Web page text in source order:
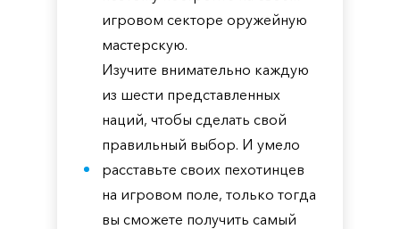
игровом секторе оружейную
мастерскую.
Изучите внимательно каждую
из шести представленных
наций, чтобы сделать свой
правильный выбор. И умело
расставьте своих пехотинцев
на игровом поле, только тогда
вы сможете получить самый